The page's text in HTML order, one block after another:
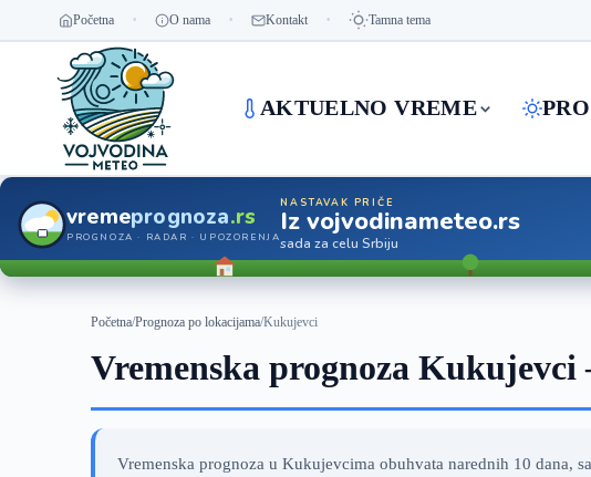
Početna O nama Kontakt Tamna tema
AKTUELNO VREME
vremeprognoza.rs
PROGNOZA · RADAR · UPOZORENJA
NASTAVAK PRIČE
Iz vojvodinameteo.rs
sada za celu Srbiju
Početna/Prognoza po lokacijama/Kukujevci
Vremenska prognoza Kukujevci
Vremenska prognoza u Kukujevcima obuhvata narednih 10 dana,